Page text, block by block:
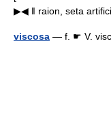
▶◀ ‖ raion, seta
viscosa — f. ☛ V.